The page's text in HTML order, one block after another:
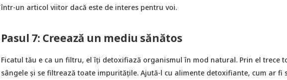
într-un articol viitor dacă este de interes pentru voi.
Pasul 7: Creează un mediu sănătos
Ficatul tău e ca un filtru, el îți detoxifiază organismul în mod natural. Prin el trece
sângele și se filtrează toate impuritățile. Ajută-l cu alimente detoxifiante, cum ar fi